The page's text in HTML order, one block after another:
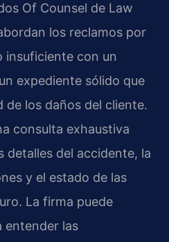
Of Counsel de Law
los reclamos por
insuficiente con un
expediente sólido que
de los daños del cliente.
consulta exhaustiva
detalles del accidente, la
y el estado de las
La firma puede
entender las